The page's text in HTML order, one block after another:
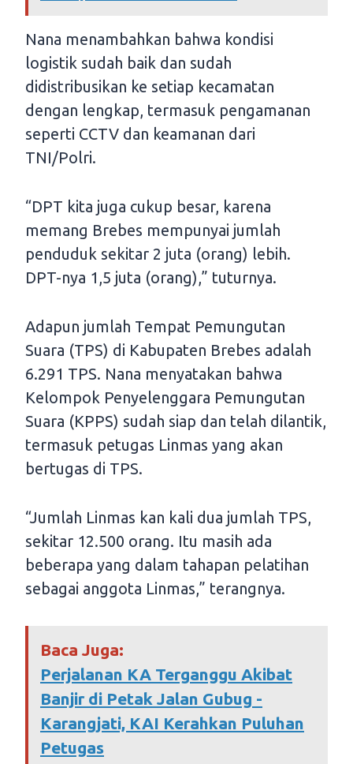
Nana menambahkan bahwa kondisi
logistik sudah baik dan sudah
didistribusikan ke setiap kecamatan
dengan lengkap, termasuk pengamanan
seperti CCTV dan keamanan dari
TNI/Polri.
“DPT kita juga cukup besar, karena
memang Brebes mempunyai jumlah
penduduk sekitar 2 juta (orang) lebih.
DPT-nya 1,5 juta (orang),” tuturnya.
Adapun jumlah Tempat Pemungutan
Suara (TPS) di Kabupaten Brebes adalah
6.291 TPS. Nana menyatakan bahwa
Kelompok Penyelenggara Pemungutan
Suara (KPPS) sudah siap dan telah dilantik,
termasuk petugas Linmas yang akan
bertugas di TPS.
“Jumlah Linmas kan kali dua jumlah TPS,
sekitar 12.500 orang. Itu masih ada
beberapa yang dalam tahapan pelatihan
sebagai anggota Linmas,” terangnya.
Baca Juga:
Perjalanan KA Terganggu Akibat
Banjir di Petak Jalan Gubug -
Karangjati, KAI Kerahkan Puluhan
Petugas